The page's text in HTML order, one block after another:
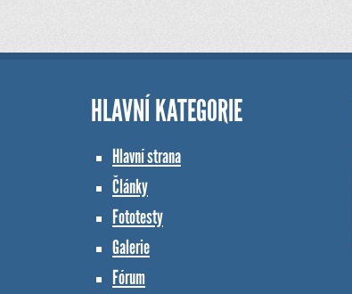
HLAVNÍ KATEGORIE
Hlavní strana
Články
Fototesty
Galerie
Fórum